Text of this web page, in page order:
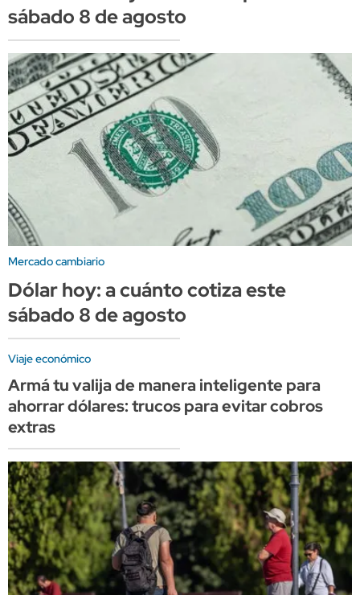
sábado 8 de agosto
Mercado cambiario
Dólar hoy: a cuánto cotiza este
sábado 8 de agosto
Viaje económico
Armá tu valija de manera inteligente para
ahorrar dólares: trucos para evitar cobros
extras